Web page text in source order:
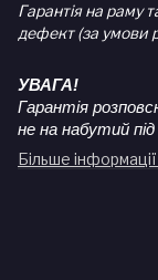
Гарантія на раму
дефект (за умови
УВАГА!
Гарантія
не на набутий під
Більше